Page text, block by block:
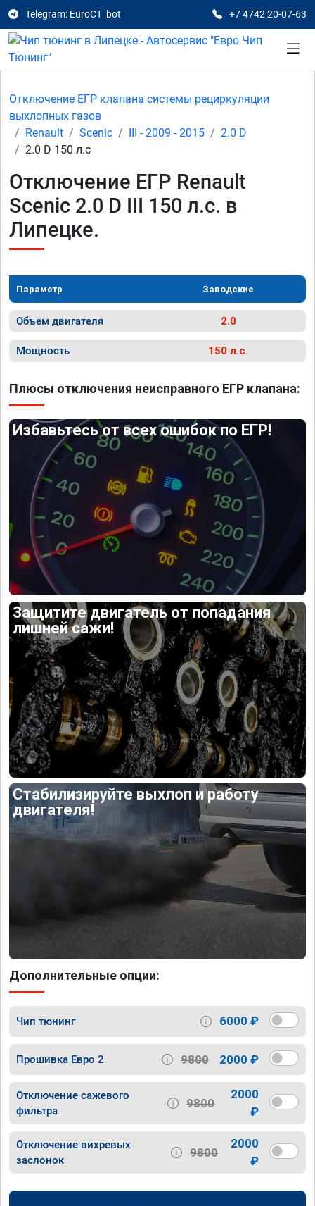
Telegram: EuroCT_bot +7 4742 20-07-63
Отключение ЕГР клапана системы рециркуляции
выхлопных газов
Renault
Scenic III - 2009 - 2015
2.0 D
2.0 D 150 л.с
Отключение ЕГР Renault
Scenic 2.0 D III 150 л.с. в
Липецке.
Параметр Заводские
Объем двигателя 2.0
Мощность 150 л.с.
Плюсы отключения неисправного ЕГР клапана:
Избавьтесь от всех ошибок по ЕГР!
Защитите двигатель от попадания
лишней сажи!
Стабилизируйте выхлоп и работу
двигателя!
Дополнительные опции:
Чип тюнинг 6000 ₽
Прошивка Евро 2 9800 2000 ₽
Отключение сажевого
фильтра
9800
2000
₽
Отключение вихревых
заслонок
9800
2000
₽